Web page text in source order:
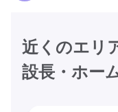
近くのエリ
設長・ホー